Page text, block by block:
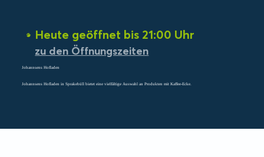
Heute geöffnet bis 21:00 Uhr
zu den Öffnungszeiten
Johannsens Hofladen
Johannsens Hofladen in Sprakebüll bietet eine vielfältige Auswahl an Produkten mit Kaffee-Ecke.